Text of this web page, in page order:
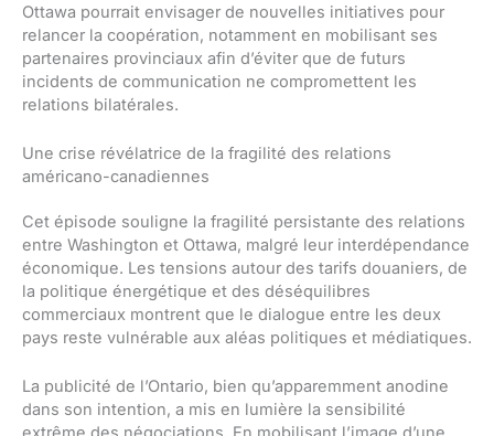
Ottawa pourrait envisager de nouvelles initiatives pour
relancer la coopération, notamment en mobilisant ses
partenaires provinciaux afin d’éviter que de futurs
incidents de communication ne compromettent les
relations bilatérales.
Une crise révélatrice de la fragilité des relations
américano-canadiennes
Cet épisode souligne la fragilité persistante des relations
entre Washington et Ottawa, malgré leur interdépendance
économique. Les tensions autour des tarifs douaniers, de
la politique énergétique et des déséquilibres
commerciaux montrent que le dialogue entre les deux
pays reste vulnérable aux aléas politiques et médiatiques.
La publicité de l’Ontario, bien qu’apparemment anodine
dans son intention, a mis en lumière la sensibilité